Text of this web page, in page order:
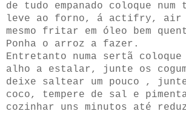
de tudo empanado coloque
leve ao forno, á actifry, air
mesmo fritar em óleo bem
Ponha o arroz a fazer.
Entretanto numa sertã
alho a estalar, junte os
deixe saltear um pouco ,
coco, tempere de sal e
cozinhar uns minutos até